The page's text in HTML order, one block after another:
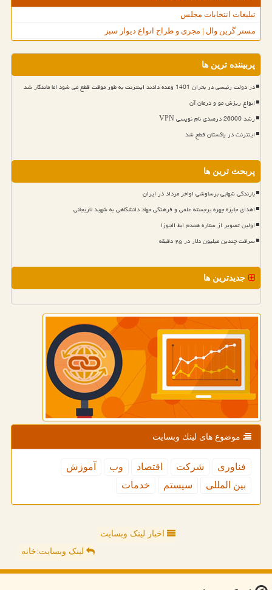
تبلیغات انتخابات مجلس
مستر گرین وال | مجری و طراح انواع دیوار سبز
پربیننده ترین ها
در دولت رئیسی در بحران 1401 وعده دادند اینترنت به طور موقت قطع می شود اما ماندگار شد
انواع ریزش مو و درمان آن
رشد 26000 درصدی نام نویسی VPN
اینترنت در پاکستان قطع شد
پربحث ترین ها
بارندگی شهابی برساوشی اواخر مرداد در ایران
اهدای جایزه چهره برجسته علمی و فرهنگی جهاد دانشگاهی به شهید لاریجانی
اولین تصویر از ستاره همدم ابط الجوزا
سرقت چندین میلیون دلار در ۲۵ دقیقه
جدیدترین ها
موضوع های لینك وبسایت
فناوری شركت اقتصاد وب
آموزش
بین المللی
سیستم خدمات
اخبار لینک وبسایت
لینک وبسایت:خانه